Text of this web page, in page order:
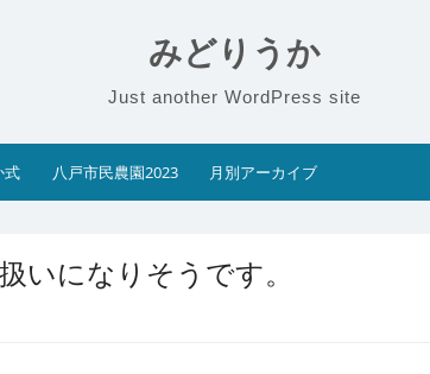
みどりうか
Just another WordPress site
式 八戸市民農園2023 月別アーカイブ
いになりそうです。